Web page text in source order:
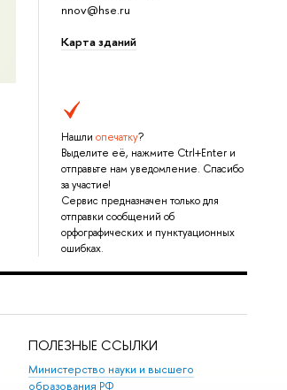
nnov@hse.ru
Карта зданий
Нашли опечатку?
Выделите её, нажмите Ctrl+Enter и
отправьте нам уведомление. Спасибо
за участие!
Сервис предназначен только для
отправки сообщений об
орфографических и пунктуационных
ошибках.
ПОЛЕЗНЫЕ ССЫЛКИ
Министерство науки и высшего
образования РФ